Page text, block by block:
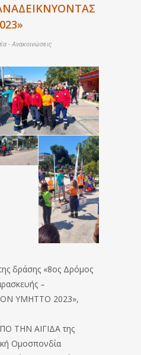
- Ανακοινώσεις
δράσης «8ος Δρόμος
–
ΥΜΗΤΤΟ 2023»,
ΤΗΝ ΑΙΓΙΔΑ της
Ομοσπονδία